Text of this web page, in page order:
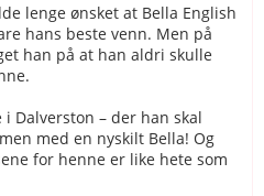
lenge ønsket at Bella English
hans beste venn. Men på
han på at han aldri skulle
Dalverston – der han skal
med en nyskilt Bella! Og
for henne er like hete som